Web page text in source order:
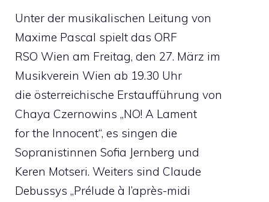
Unter der musikalischen Leitung von
Maxime Pascal spielt das ORF
RSO Wien am Freitag, den 27. März im
Musikverein Wien ab 19.30 Uhr
die österreichische Erstaufführung von
Chaya Czernowins „NO! A Lament
for the Innocent“, es singen die
Sopranistinnen Sofia Jernberg und
Keren Motseri. Weiters sind Claude
Debussys „Prélude à l’après-midi